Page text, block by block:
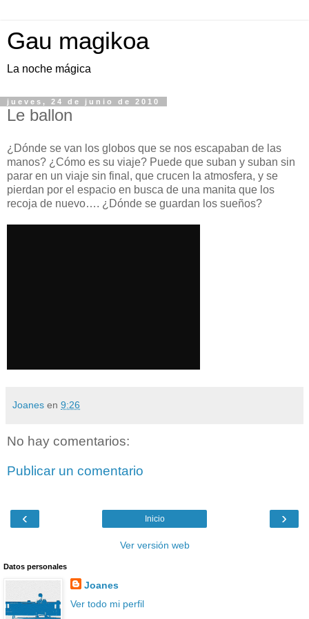
Gau magikoa
La noche mágica
jueves, 24 de junio de 2010
Le ballon
¿Dónde se van los globos que se nos escapaban de las
manos? ¿Cómo es su viaje? Puede que suban y suban sin
parar en un viaje sin final, que crucen la atmosfera, y se
pierdan por el espacio en busca de una manita que los
recoja de nuevo…. ¿Dónde se guardan los sueños?
Joanes en 9:26
No hay comentarios:
Publicar un comentario
‹ ›
Inicio
Ver versión web
Datos personales
Joanes
Ver todo mi perfil